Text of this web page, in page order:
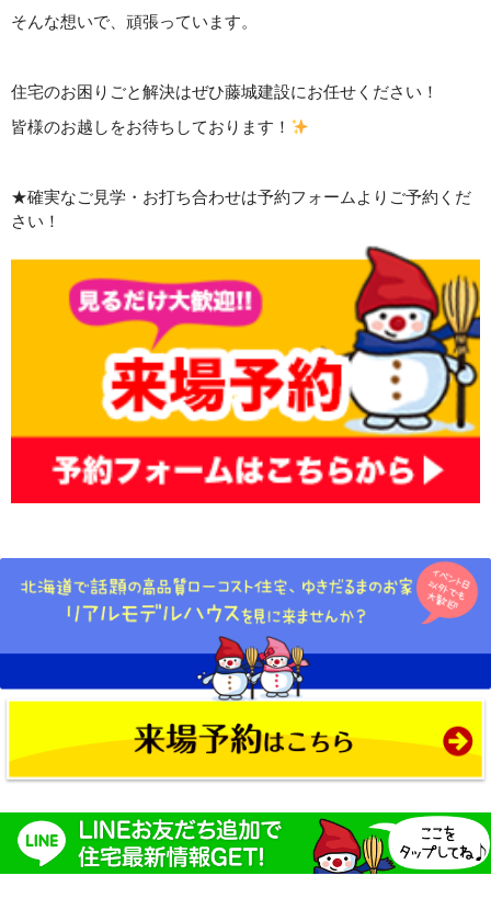
そんな想いで、頑張っています。
住宅のお困りごと解決はぜひ藤城建設にお任せください！
皆様のお越しをお待ちしております！
★確実なご見学・お打ち合わせは予約フォームよりご予約くだ
さい！